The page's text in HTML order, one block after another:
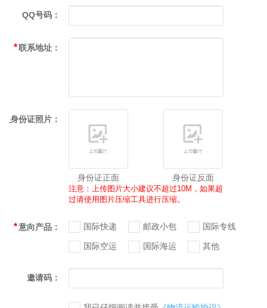
QQ号码：
*联系地址：
身份证照片：
身份证正面 身份证反面
注意：上传图片大小建议不超过10M，如果超
过请使用图片压缩工具进行压缩。
*意向产品： 国际快递 邮政小包 国际专线
国际空运 国际海运 其他
邀请码：